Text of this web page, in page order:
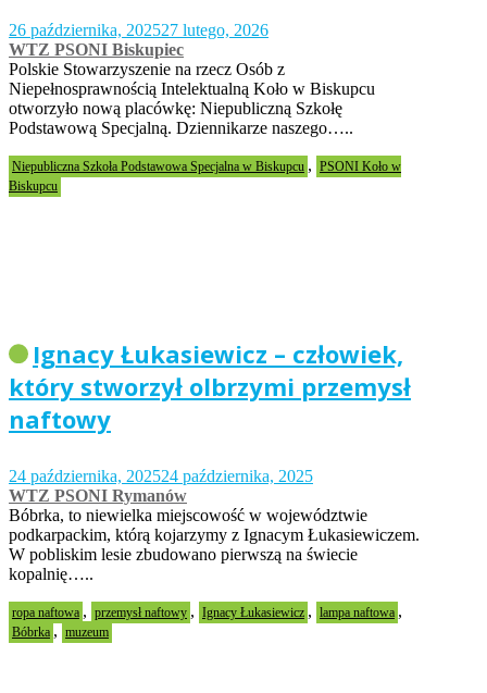
26 października, 202527 lutego, 2026
WTZ PSONI Biskupiec
Polskie Stowarzyszenie na rzecz Osób z
Niepełnosprawnością Intelektualną Koło w Biskupcu
otworzyło nową placówkę: Niepubliczną Szkołę
Podstawową Specjalną. Dziennikarze naszego…..
Niepubliczna Szkoła Podstawowa Specjalna w Biskupcu , PSONI Koło w
Biskupcu
Ignacy Łukasiewicz – człowiek,
który stworzył olbrzymi przemysł
naftowy
24 października, 202524 października, 2025
WTZ PSONI Rymanów
Bóbrka, to niewielka miejscowość w województwie
podkarpackim, którą kojarzymy z Ignacym Łukasiewiczem.
W pobliskim lesie zbudowano pierwszą na świecie
kopalnię…..
ropa naftowa , przemysł naftowy , Ignacy Łukasiewicz , lampa naftowa ,
Bóbrka , muzeum